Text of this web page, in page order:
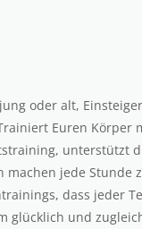
oder alt,
Euren Körper
unterstützt
machen jede Stunde
dass jeder
glücklich und